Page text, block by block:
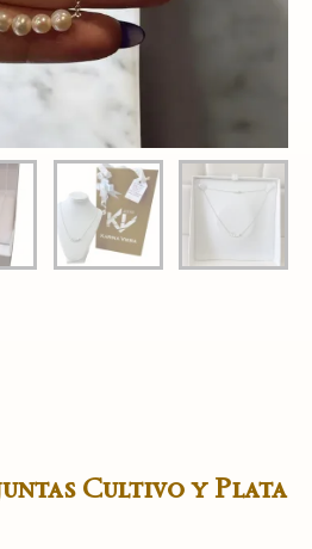
Cultivo y Plata